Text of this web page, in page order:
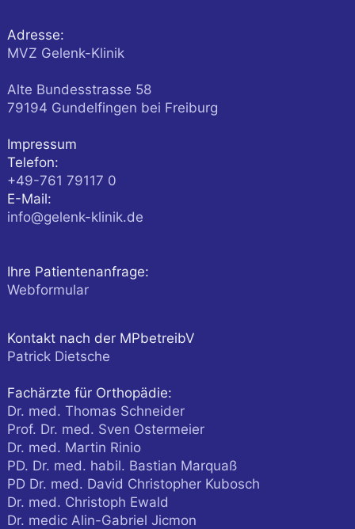
Adresse:
MVZ Gelenk-Klinik
Alte Bundesstrasse 58
79194 Gundelfingen bei Freiburg
Impressum
Telefon:
+49-761 79117 0
E-Mail:
info@gelenk-klinik.de
Ihre Patientenanfrage:
Webformular
Kontakt nach der MPbetreibV
Patrick Dietsche
Fachärzte für Orthopädie:
Dr. med. Thomas Schneider
Prof. Dr. med. Sven Ostermeier
Dr. med. Martin Rinio
PD. Dr. med. habil. Bastian Marquaß
PD Dr. med. David Christopher Kubosch
Dr. med. Christoph Ewald
Dr. medic Alin-Gabriel Jicmon